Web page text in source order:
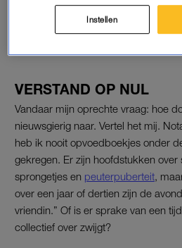
bent
VERSTAND OP NUL
Vandaar mijn oprechte vraag: hoe
nieuwsgierig naar. Vertel het mij.
heb ik nooit opvoedboekjes onder
gekregen. Er zijn hoofdstukken over
sprongetjes en peuterpuberteit,
over een jaar of dertien zijn de
vriendin.” Of is er sprake van een
collectief over zwijgt?
Instellen